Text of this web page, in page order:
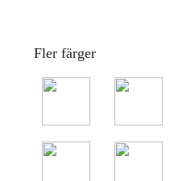
Fler färger